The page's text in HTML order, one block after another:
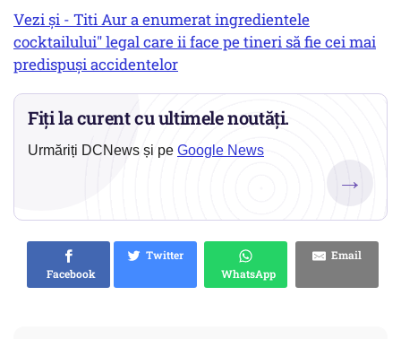
Vezi și - Titi Aur a enumerat ingredientele
cocktailului" legal care ii face pe tineri să fie cei mai
predispuși accidentelor
Fiți la curent cu ultimele noutăți.
Urmăriți DCNews și pe Google News
→
Facebook
Twitter
WhatsApp
Email